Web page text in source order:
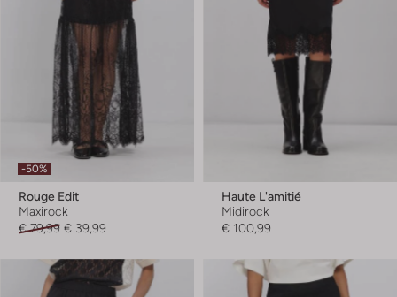
-50%
Rouge Edit
Maxirock
€ 79,99 € 39,99
Haute L'amitié
Midirock
€ 100,99